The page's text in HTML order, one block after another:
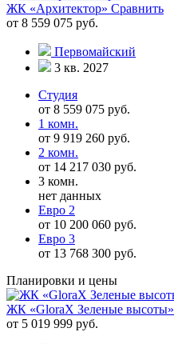
ЖК «Архитектор» Сравнить
от 8 559 075 руб.
Первомайский
3 кв. 2027
Студия
от 8 559 075 руб.
1 комн.
от 9 919 260 руб.
2 комн.
от 14 217 030 руб.
3 комн.
нет данных
Евро 2
от 10 200 060 руб.
Евро 3
от 13 768 300 руб.
Планировки и цены
ЖК «GloraX Зеленые высоты»
от 5 019 999 руб.